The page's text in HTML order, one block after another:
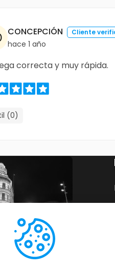
CONCEPCIÓN Cliente
hace 1 año
correcta y muy rápida.
(0)